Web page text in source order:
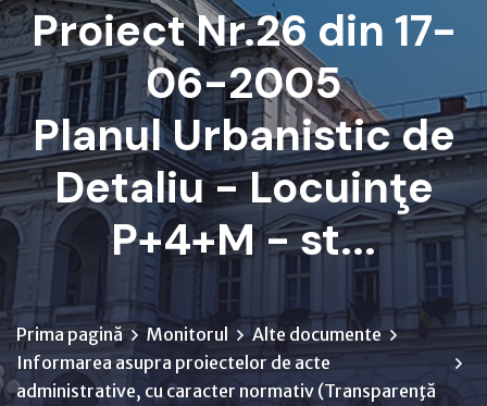
Proiect Nr.26 din 17-
06-2005
Planul Urbanistic de
Detaliu - Locuinţe
P+4+M - st...
Prima pagină Monitorul
Alte documente
Informarea asupra proiectelor de acte
administrative, cu caracter normativ (Transparenţă